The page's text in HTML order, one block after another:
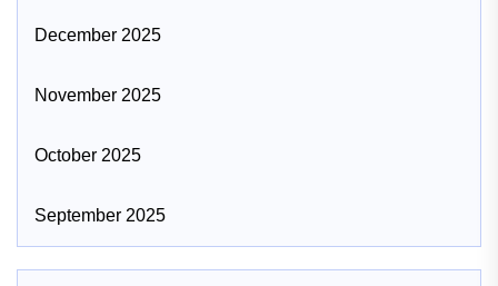
December 2025
November 2025
October 2025
September 2025